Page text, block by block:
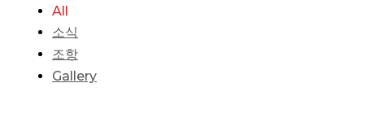
All
소식
조항
Gallery